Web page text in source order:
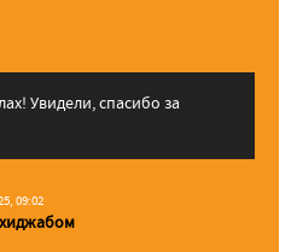
Увидели, спасибо за
09:02